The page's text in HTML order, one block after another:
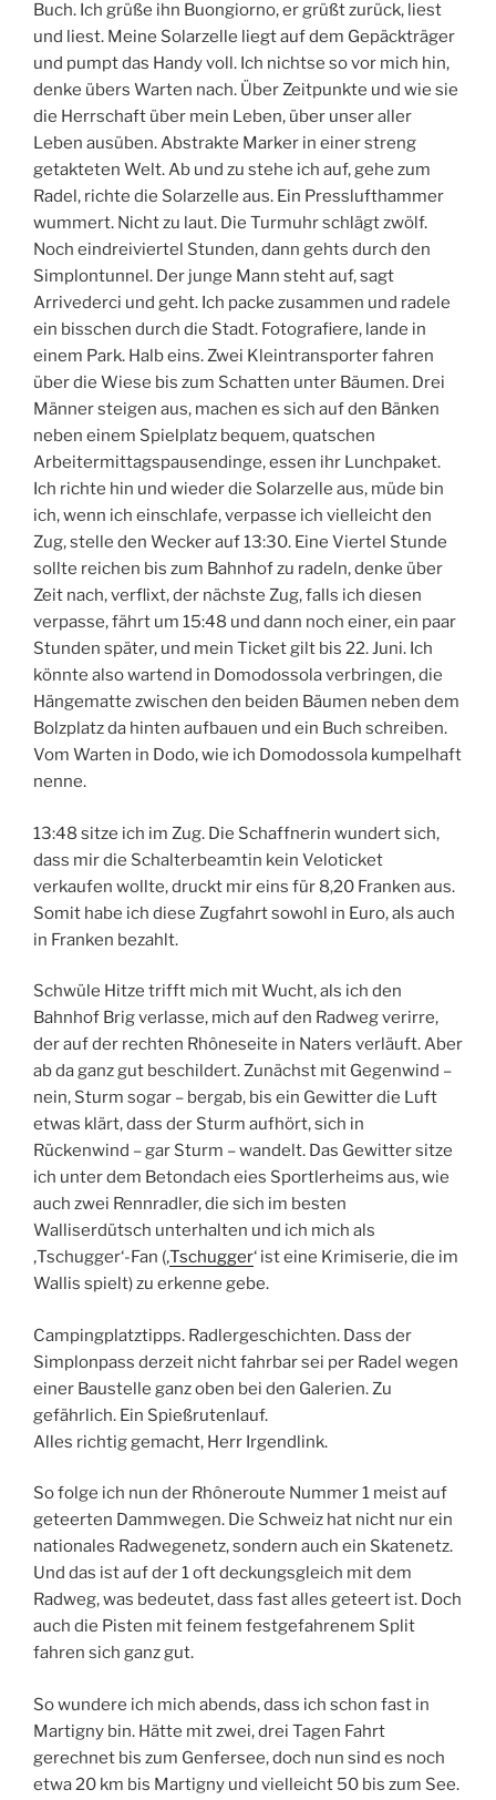
Buch. Ich grüße ihn Buongiorno, er grüßt zurück, liest
und liest. Meine Solarzelle liegt auf dem Gepäckträger
und pumpt das Handy voll. Ich nichtse so vor mich hin,
denke übers Warten nach. Über Zeitpunkte und wie sie
die Herrschaft über mein Leben, über unser aller
Leben ausüben. Abstrakte Marker in einer streng
getakteten Welt. Ab und zu stehe ich auf, gehe zum
Radel, richte die Solarzelle aus. Ein Presslufthammer
wummert. Nicht zu laut. Die Turmuhr schlägt zwölf.
Noch eindreiviertel Stunden, dann gehts durch den
Simplontunnel. Der junge Mann steht auf, sagt
Arrivederci und geht. Ich packe zusammen und radele
ein bisschen durch die Stadt. Fotografiere, lande in
einem Park. Halb eins. Zwei Kleintransporter fahren
über die Wiese bis zum Schatten unter Bäumen. Drei
Männer steigen aus, machen es sich auf den Bänken
neben einem Spielplatz bequem, quatschen
Arbeitermittagspausendinge, essen ihr Lunchpaket.
Ich richte hin und wieder die Solarzelle aus, müde bin
ich, wenn ich einschlafe, verpasse ich vielleicht den
Zug, stelle den Wecker auf 13:30. Eine Viertel Stunde
sollte reichen bis zum Bahnhof zu radeln, denke über
Zeit nach, verflixt, der nächste Zug, falls ich diesen
verpasse, fährt um 15:48 und dann noch einer, ein paar
Stunden später, und mein Ticket gilt bis 22. Juni. Ich
könnte also wartend in Domodossola verbringen, die
Hängematte zwischen den beiden Bäumen neben dem
Bolzplatz da hinten aufbauen und ein Buch schreiben.
Vom Warten in Dodo, wie ich Domodossola kumpelhaft
nenne.
13:48 sitze ich im Zug. Die Schaffnerin wundert sich,
dass mir die Schalterbeamtin kein Veloticket
verkaufen wollte, druckt mir eins für 8,20 Franken aus.
Somit habe ich diese Zugfahrt sowohl in Euro, als auch
in Franken bezahlt.
Schwüle Hitze trifft mich mit Wucht, als ich den
Bahnhof Brig verlasse, mich auf den Radweg verirre,
der auf der rechten Rhôneseite in Naters verläuft. Aber
ab da ganz gut beschildert. Zunächst mit Gegenwind –
nein, Sturm sogar – bergab, bis ein Gewitter die Luft
etwas klärt, dass der Sturm aufhört, sich in
Rückenwind – gar Sturm – wandelt. Das Gewitter sitze
ich unter dem Betondach eies Sportlerheims aus, wie
auch zwei Rennradler, die sich im besten
Walliserdütsch unterhalten und ich mich als
‚Tschugger‘-Fan (‚Tschugger‘ ist eine Krimiserie, die im
Wallis spielt) zu erkenne gebe.
Campingplatztipps. Radlergeschichten. Dass der
Simplonpass derzeit nicht fahrbar sei per Radel wegen
einer Baustelle ganz oben bei den Galerien. Zu
gefährlich. Ein Spießrutenlauf.
Alles richtig gemacht, Herr Irgendlink.
So folge ich nun der Rhôneroute Nummer 1 meist auf
geteerten Dammwegen. Die Schweiz hat nicht nur ein
nationales Radwegenetz, sondern auch ein Skatenetz.
Und das ist auf der 1 oft deckungsgleich mit dem
Radweg, was bedeutet, dass fast alles geteert ist. Doch
auch die Pisten mit feinem festgefahrenem Split
fahren sich ganz gut.
So wundere ich mich abends, dass ich schon fast in
Martigny bin. Hätte mit zwei, drei Tagen Fahrt
gerechnet bis zum Genfersee, doch nun sind es noch
etwa 20 km bis Martigny und vielleicht 50 bis zum See.